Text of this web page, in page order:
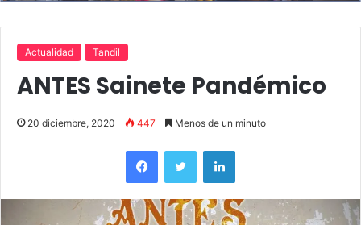
Actualidad Tandil
ANTES Sainete Pandémico
20 diciembre, 2020 447 Menos de un minuto